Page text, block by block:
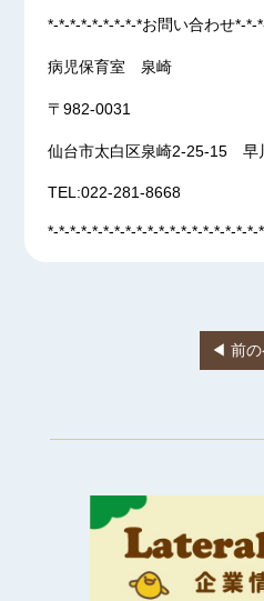
*-*-*-*-*-*-*-*-*お問い合わせ*-*-
病児保育室 泉崎
〒982-0031
仙台市太白区泉崎2-25-15 早
TEL:022-281-8668
*-*-*-*-*-*-*-*-*-*-*-*-*-*-*-*-*-*-*-
◀ 前の